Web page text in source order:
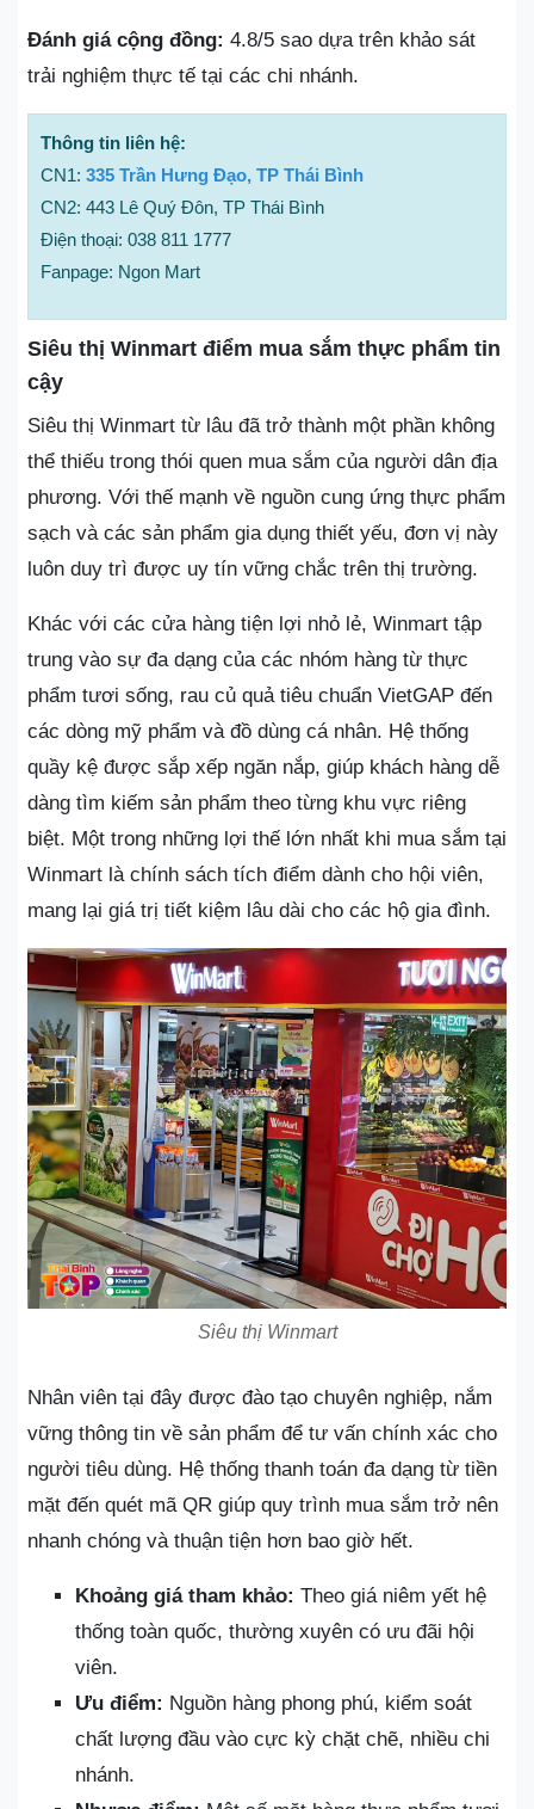
Đánh giá cộng đồng: 4.8/5 sao dựa trên khảo sát
trải nghiệm thực tế tại các chi nhánh.
Thông tin liên hệ:
CN1: 335 Trần Hưng Đạo, TP Thái Bình
CN2: 443 Lê Quý Đôn, TP Thái Bình
Điện thoại: 038 811 1777
Fanpage: Ngon Mart
Siêu thị Winmart điểm mua sắm thực phẩm tin
cậy
Siêu thị Winmart từ lâu đã trở thành một phần không
thể thiếu trong thói quen mua sắm của người dân địa
phương. Với thế mạnh về nguồn cung ứng thực phẩm
sạch và các sản phẩm gia dụng thiết yếu, đơn vị này
luôn duy trì được uy tín vững chắc trên thị trường.
Khác với các cửa hàng tiện lợi nhỏ lẻ, Winmart tập
trung vào sự đa dạng của các nhóm hàng từ thực
phẩm tươi sống, rau củ quả tiêu chuẩn VietGAP đến
các dòng mỹ phẩm và đồ dùng cá nhân. Hệ thống
quầy kệ được sắp xếp ngăn nắp, giúp khách hàng dễ
dàng tìm kiếm sản phẩm theo từng khu vực riêng
biệt. Một trong những lợi thế lớn nhất khi mua sắm tại
Winmart là chính sách tích điểm dành cho hội viên,
mang lại giá trị tiết kiệm lâu dài cho các hộ gia đình.
Siêu thị Winmart
Nhân viên tại đây được đào tạo chuyên nghiệp, nắm
vững thông tin về sản phẩm để tư vấn chính xác cho
người tiêu dùng. Hệ thống thanh toán đa dạng từ tiền
mặt đến quét mã QR giúp quy trình mua sắm trở nên
nhanh chóng và thuận tiện hơn bao giờ hết.
Khoảng giá tham khảo: Theo giá niêm yết hệ
thống toàn quốc, thường xuyên có ưu đãi hội
viên.
Ưu điểm: Nguồn hàng phong phú, kiểm soát
chất lượng đầu vào cực kỳ chặt chẽ, nhiều chi
nhánh.